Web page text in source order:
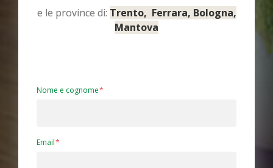
e le province di: Trento, Ferrara, Bologna,
Mantova
Nome e cognome
Email